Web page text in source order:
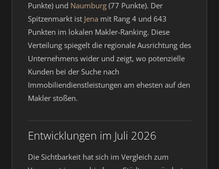
Punkte) und Naumburg (77 Punkte). Der
Spitzenmarkt ist Jena mit Rang 4 und 643
Punkten im lokalen Makler-Ranking. Diese
Verteilung spiegelt die regionale Ausrichtung des
Unternehmens wider und zeigt, wo potenzielle
Kunden bei der Suche nach
Immobiliendienstleistungen am ehesten auf den
Makler stoßen.
Entwicklungen im Juli 2026
Die Sichtbarkeit hat sich im Vergleich zum